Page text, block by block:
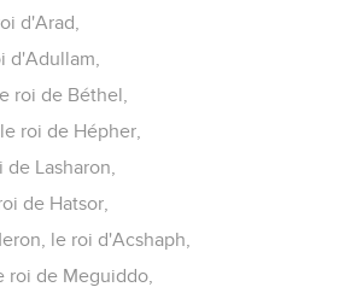
d'Arad,
d'Adullam,
roi de Béthel,
roi de Hépher,
Lasharon,
de Hatsor,
le roi d'Acshaph,
roi de Meguiddo,